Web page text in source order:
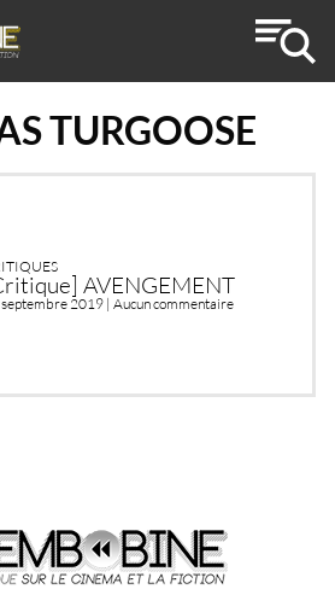
TURGOOSE
AVENGEMENT
2019 | Aucun commentaire